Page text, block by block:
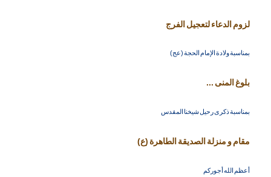
لزوم الدعاء لتعجيل الفرج
بمناسبة ولادة الإمام الحجة (عج)
بلوغ المنى ...
بمناسبة ذكرى رحيل شيخنا المقدس
مقام و منزلة الصديقة الطاهرة (ع)
أعظم الله أجوركم